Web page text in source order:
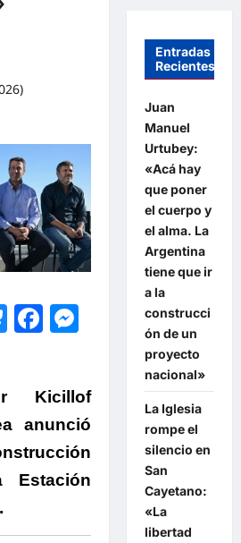
Bluesky
Facebook
Messenger
Kicillof
anunció
Estación
Entradas
Recientes
Juan
Manuel
Urtubey:
«Acá hay
que poner
el cuerpo y
el alma. La
Argentina
tiene que ir
a la
construcci
ón de un
proyecto
nacional»
La Iglesia
rompe el
silencio en
San
Cayetano:
«La
libertad